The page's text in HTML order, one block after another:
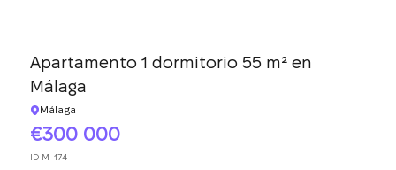
Apartamento 1 dormitorio 55 m² en
Málaga
Málaga
300 000
ID M-174